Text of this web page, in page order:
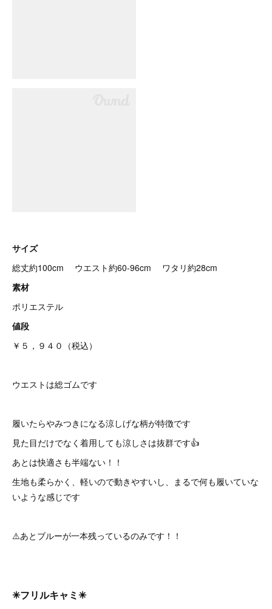
サイズ
総丈約100cm ウエスト約60-96cm ワタリ約28cm
素材
ポリエステル
値段
￥５，９４０（税込）
ウエストは総ゴムです
履いたらやみつきになる涼しげな柄が特徴です
見た目だけでなく着用しても涼しさは抜群です👍
あとは快適さも半端ない！！
生地も柔らかく、軽いので動きやすいし、まるで何も履いていな
いような感じです
⚠️あとブルーが一本残っているのみです！！
✳︎フリルキャミ✳︎